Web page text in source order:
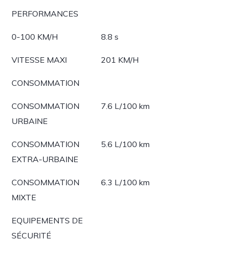
PERFORMANCES
0-100 KM/H 8.8 s
VITESSE MAXI 201 KM/H
CONSOMMATION
CONSOMMATION
URBAINE
7.6 L/100 km
CONSOMMATION
EXTRA-URBAINE
5.6 L/100 km
CONSOMMATION
MIXTE
6.3 L/100 km
EQUIPEMENTS DE
SÉCURITÉ